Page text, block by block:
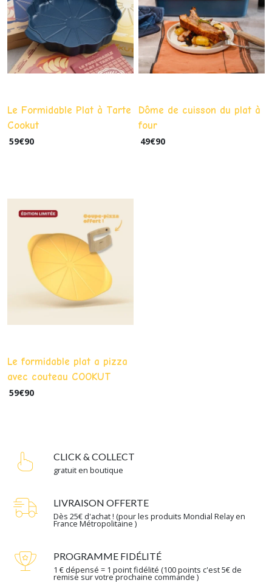
Le Formidable Plat à Tarte
Cookut
59€90
Dôme de cuisson du plat à
four
49€90
Le formidable plat a pizza
avec couteau COOKUT
59€90
CLICK & COLLECT
gratuit en boutique
LIVRAISON OFFERTE
Dès 25€ d'achat ! (pour les produits Mondial Relay en
France Métropolitaine )
PROGRAMME FIDÉLITÉ
1 € dépensé = 1 point fidélité (100 points c'est 5€ de
remise sur votre prochaine commande )